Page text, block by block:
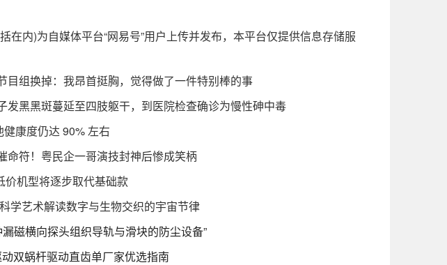
内)为自媒体平台“网易号”用户上传并发布，本平台仅提供信息存储服
组换掉：我昂首挺胸，觉得做了一件特别棒的事
黑黑斑蔓延至四肢躯干，到医院检查确诊为慢性砷中毒
康度仍达 90% 左右
符！粤民企一哥演技封神后惨成笑柄
机型将逐步取代基础款
艺术解读数字与生物交织的宇宙节律
磁横向探头组织导轨与滑块的防尘设备”
双蜗杆驱动直齿单厂家优选指南